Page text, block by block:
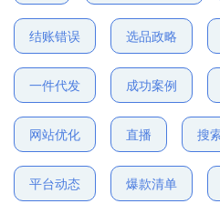
结账错误 选品政略
一件代发 成功案例
网站优化 直播 搜
平台动态 爆款清单